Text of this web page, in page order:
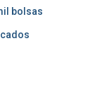
bolsas